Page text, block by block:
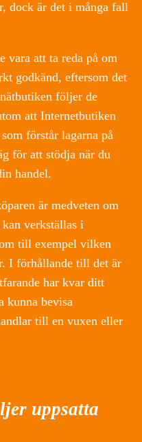
dock är det i många fall
vara att ta reda på om
godkänd, eftersom det
följer de
att Internetbutiken
förstår lagarna på
för att stödja när du
handel.
är medveten om
kan verkställas i
till exempel vilken
I förhållande till det är
har kvar ditt
kunna bevisa
till en vuxen eller
uppsatta